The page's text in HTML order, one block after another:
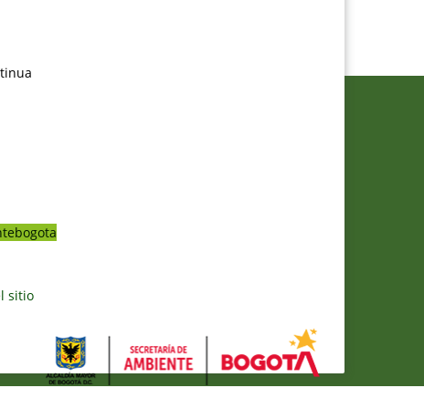
sitio